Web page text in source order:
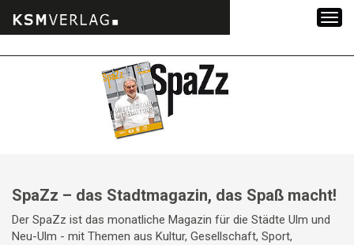
SpaZz – das Stadtmagazin, das Spaß macht!
Der SpaZz ist das monatliche Magazin für die Städte Ulm und
Neu-Ulm - mit Themen aus Kultur, Gesellschaft, Sport,